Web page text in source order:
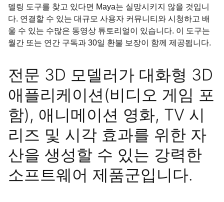
델링 도구를 찾고 있다면 Maya는 실망시키지 않을 것입니
다. 연결할 수 있는 대규모 사용자 커뮤니티와 시청하고 배
울 수 있는 수많은 동영상 튜토리얼이 있습니다. 이 도구는
월간 또는 연간 구독과 30일 환불 보장이 함께 제공됩니다.
전문 3D 모델러가 대화형 3D
애플리케이션(비디오 게임 포
함), 애니메이션 영화, TV 시
리즈 및 시각 효과를 위한 자
산을 생성할 수 있는 강력한
소프트웨어 제품군입니다.